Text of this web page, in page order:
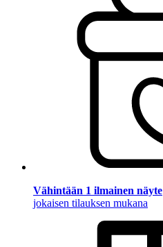
Vähintään 1 ilmainen näyte
jokaisen tilauksen mukana